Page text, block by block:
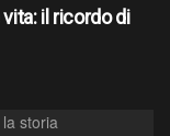
il ricordo di